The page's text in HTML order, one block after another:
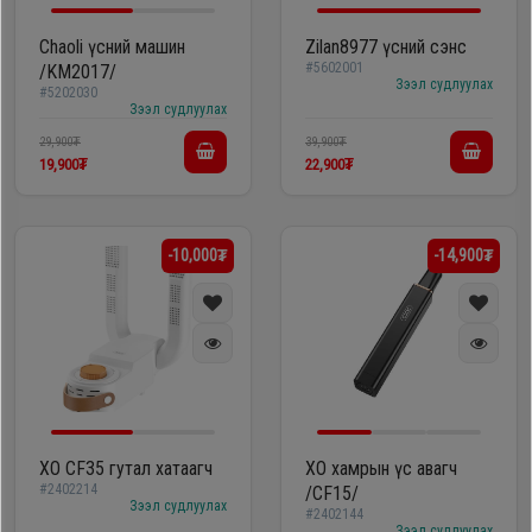
Гал
тогоо
Гэр
ахуйн
цахилгаан
Зөөврийн
Гэр ахуйн
цахилгаан
бараа
Угаалгын
Зөөврийн
компьютер
Хөргөгч,
Хөлдөөгч
Плитк,
Chaoli үсний машин
/KM2017/
#5202030
Зээл судлуулах
29,900₮
19,900₮
Zilan8977 үсний сэнс
#5602001
Зээл судлуулах
39,900₮
22,900₮
-10,000₮
XO CF35 гутал хатаагч
#2402214
Зээл судлуулах
-14,900₮
XO хамрын үс авагч
/CF15/
#2402144